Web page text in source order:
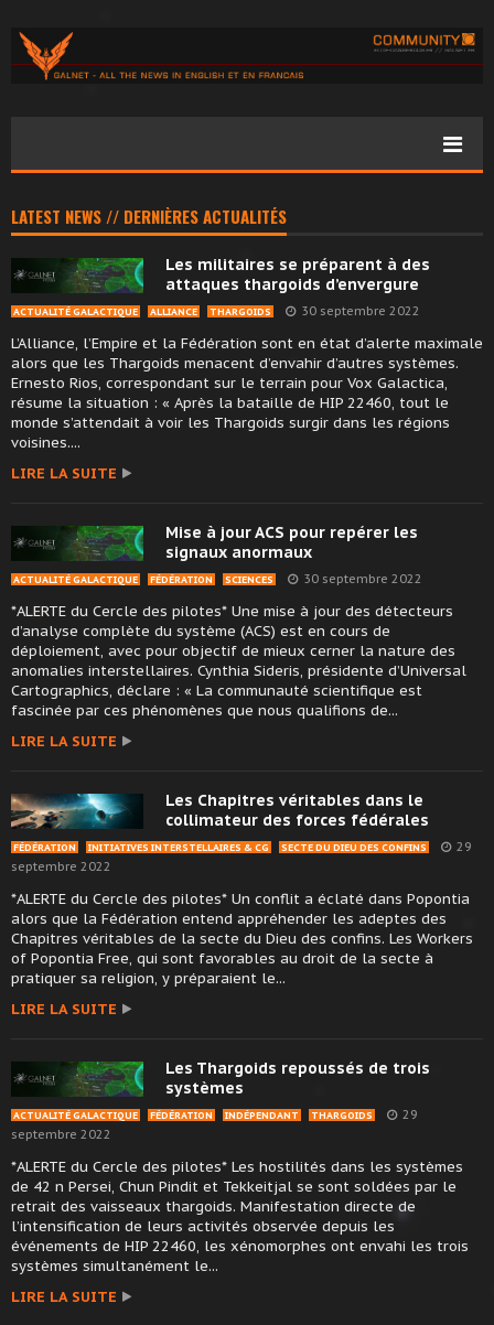
LATEST NEWS // DERNIÈRES ACTUALITÉS
Les militaires se préparent à des
attaques thargoids d’envergure
ACTUALITÉ GALACTIQUE ALLIANCE THARGOIDS 30 septembre 2022
L’Alliance, l’Empire et la Fédération sont en état d’alerte maximale
alors que les Thargoids menacent d’envahir d’autres systèmes.
Ernesto Rios, correspondant sur le terrain pour Vox Galactica,
résume la situation : « Après la bataille de HIP 22460, tout le
monde s’attendait à voir les Thargoids surgir dans les régions
voisines....
LIRE LA SUITE
Mise à jour ACS pour repérer les
signaux anormaux
ACTUALITÉ GALACTIQUE FÉDÉRATION SCIENCES 30 septembre 2022
*ALERTE du Cercle des pilotes* Une mise à jour des détecteurs
d’analyse complète du système (ACS) est en cours de
déploiement, avec pour objectif de mieux cerner la nature des
anomalies interstellaires. Cynthia Sideris, présidente d’Universal
Cartographics, déclare : « La communauté scientifique est
fascinée par ces phénomènes que nous qualifions de...
LIRE LA SUITE
Les Chapitres véritables dans le
collimateur des forces fédérales
FÉDÉRATION INITIATIVES INTERSTELLAIRES & CG SECTE DU DIEU DES CONFINS
29
septembre 2022
*ALERTE du Cercle des pilotes* Un conflit a éclaté dans Popontia
alors que la Fédération entend appréhender les adeptes des
Chapitres véritables de la secte du Dieu des confins. Les Workers
of Popontia Free, qui sont favorables au droit de la secte à
pratiquer sa religion, y préparaient le...
LIRE LA SUITE
Les Thargoids repoussés de trois
systèmes
ACTUALITÉ GALACTIQUE FÉDÉRATION INDÉPENDANT THARGOIDS
29
septembre 2022
*ALERTE du Cercle des pilotes* Les hostilités dans les systèmes
de 42 n Persei, Chun Pindit et Tekkeitjal se sont soldées par le
retrait des vaisseaux thargoids. Manifestation directe de
l’intensification de leurs activités observée depuis les
événements de HIP 22460, les xénomorphes ont envahi les trois
systèmes simultanément le...
LIRE LA SUITE